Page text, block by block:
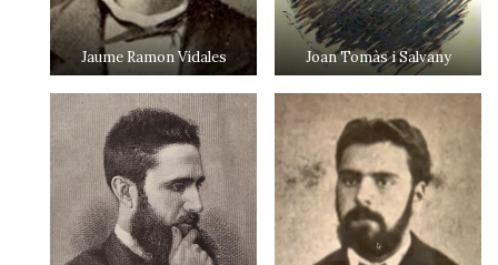
Jaume Ramon Vidales Joan Tomàs i Salvany